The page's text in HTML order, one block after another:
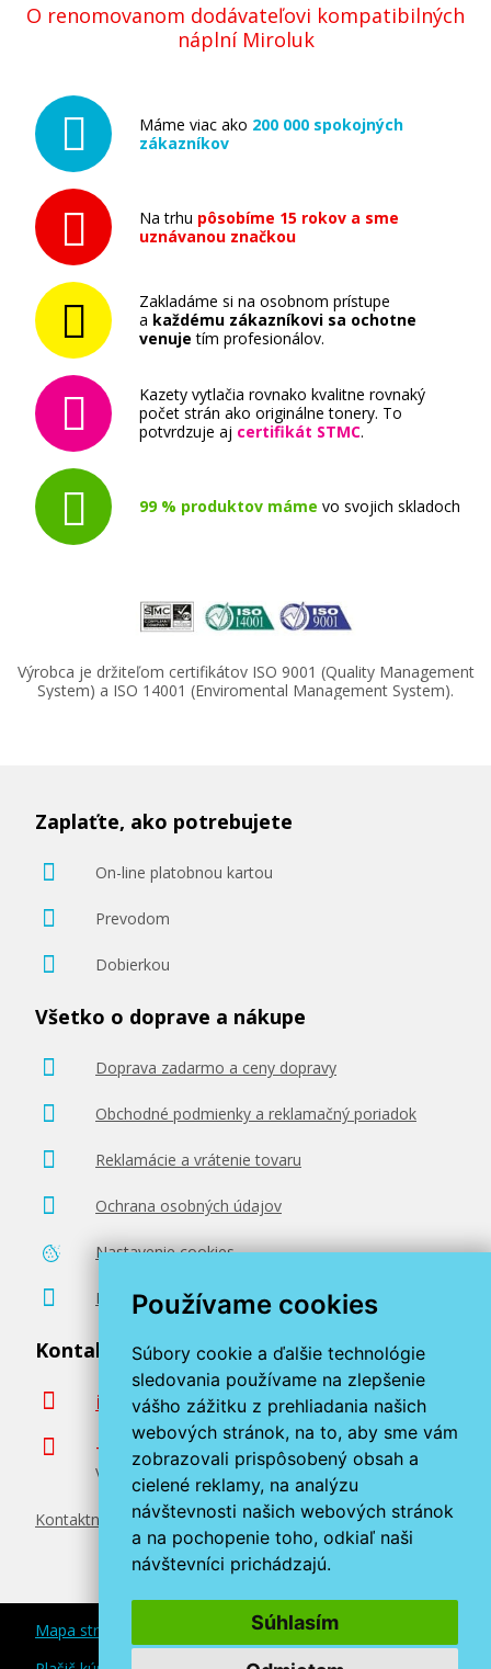
Používame cookies
Súbory cookie a ďalšie technológie
sledovania používame na zlepšenie
vášho zážitku z prehliadania našich
webových stránok, na to, aby sme vám
zobrazovali prispôsobený obsah a
cielené reklamy, na analýzu
návštevnosti našich webových stránok
a na pochopenie toho, odkiaľ naši
návštevníci prichádzajú.
Súhlasím
O renomovanom dodávateľovi kompatibilných
náplní Miroluk
Máme viac ako 200 000 spokojných
zákazníkov
Na trhu pôsobíme 15 rokov a sme
uznávanou značkou
Zakladáme si na osobnom prístupe
a každému zákazníkovi sa ochotne
venuje tím profesionálov.
Kazety vytlačia rovnako kvalitne rovnaký
počet strán ako originálne tonery. To
potvrdzuje aj certifikát STMC.
99 % produktov máme vo svojich skladoch
Výrobca je držiteľom certifikátov ISO 9001 (Quality Management
System) a ISO 14001 (Enviromental Management System).
Zaplaťte, ako potrebujete
On-line platobnou kartou
Prevodom
Dobierkou
Všetko o doprave a nákupe
Doprava zadarmo a ceny dopravy
Obchodné podmienky a reklamačný poriadok
Reklamácie a vrátenie tovaru
Ochrana osobných údajov
Nastavenie cookies
Poradenstvo zadarmo
Kontaktujte nás
info@miroluk.sk
+420 377 222 313
Volajte v pracovné dni od 8. do 17. hod.
Kontaktné údaje
Mapa stránok